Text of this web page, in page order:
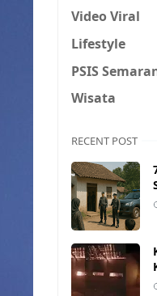
Video Viral
Lifestyle
PSIS
Wisata
RECENT POST